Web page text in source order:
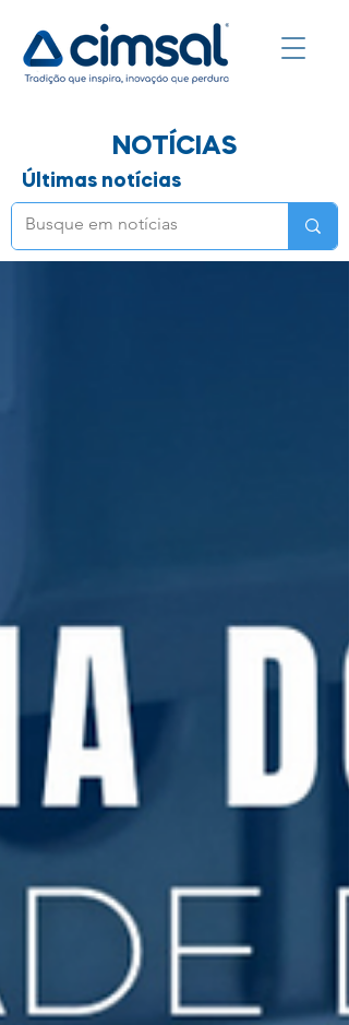
NOTÍCIAS
Últimas notícias